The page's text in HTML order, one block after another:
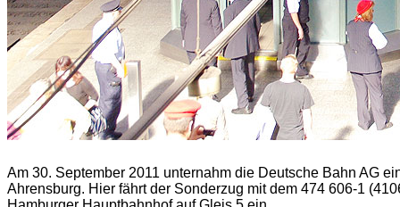
Am 30. September 2011 unternahm die Deutsche Bahn AG
Ahrensburg. Hier fährt der Sonderzug mit dem 474 606-1